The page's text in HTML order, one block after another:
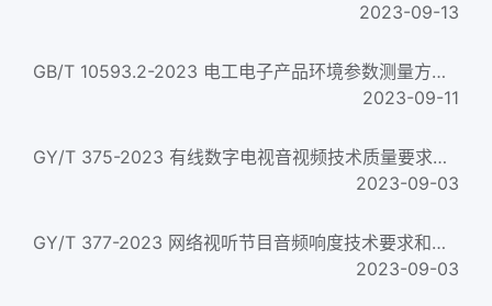
2023-09-13
GB/T 10593.2-2023 电工电子产品环境参数测量方法 第2部分：盐雾
2023-09-11
GY/T 375-2023 有线数字电视音视频技术质量要求和测量方法
2023-09-03
GY/T 377-2023 网络视听节目音频响度技术要求和测量方法
2023-09-03